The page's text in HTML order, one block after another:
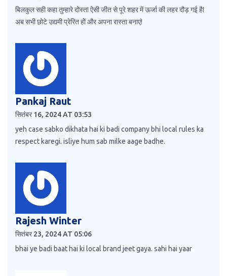
बिलकुल सही कहा तुम्हारे दोस्त! ऐसी जीत से पूरे शहर में ऊर्जा की लहर दौड़ गई है!
अब सभी छोटे उद्यमी प्रेरित हों और अपना रास्ता बनाएं!
Pankaj Raut
सितंबर 16, 2024 AT 03:53
yeh case sabko dikhata hai ki badi company bhi local rules ka
respect karegi. isliye hum sab milke aage badhe.
Rajesh Winter
सितंबर 23, 2024 AT 05:06
bhai ye badi baat hai ki local brand jeet gaya. sahi hai yaar